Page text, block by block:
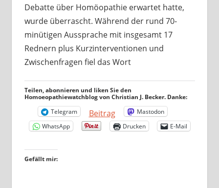
Debatte über Homöopathie erwartet hatte,
wurde überrascht. Während der rund 70-
minütigen Aussprache mit insgesamt 17
Rednern plus Kurzinterventionen und
Zwischenfragen fiel das Wort
Teilen, abonnieren und liken Sie den
Homoeopathiewatchblog von Christian J. Becker. Danke:
Telegram
Beitrag
Mastodon
WhatsApp
Drucken E-Mail
Gefällt mir: